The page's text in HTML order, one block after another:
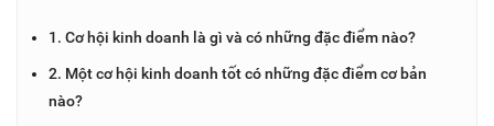
1. Cơ hội kinh doanh là gì và có những đặc điểm nào?
2. Một cơ hội kinh doanh tốt có những đặc điểm cơ bản
nào?